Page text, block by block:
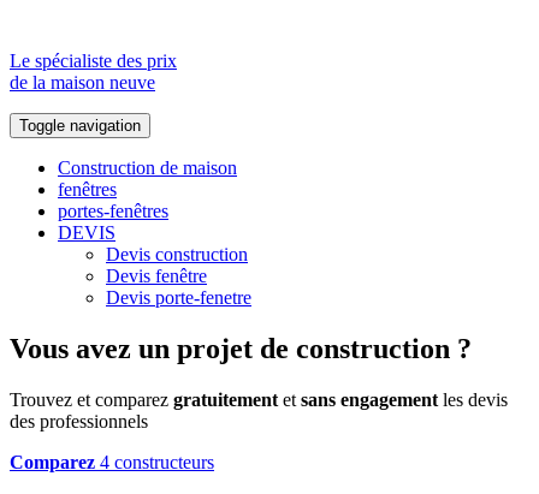
Le spécialiste des prix
de la maison neuve
Toggle navigation
Construction de maison
fenêtres
portes-fenêtres
DEVIS
Devis construction
Devis fenêtre
Devis porte-fenetre
Vous avez un projet de construction ?
Trouvez et comparez gratuitement et sans engagement les devis
des professionnels
Comparez 4 constructeurs